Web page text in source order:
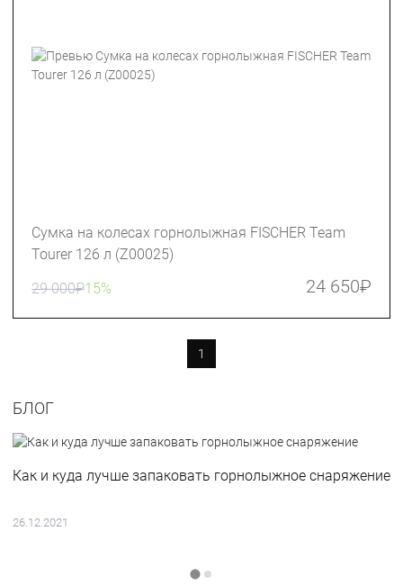
Сумка на колесах горнолыжная FISCHER Team
Tourer 126 л (Z00025)
29 000₽15% 24 650₽
1
БЛОГ
Как и куда лучше запаковать горнолыжное снаряжение
26.12.2021